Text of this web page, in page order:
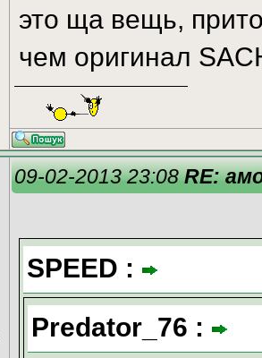
это ща вещь,
чем оригинал
09-02-2013 23:08RE:
SPEED :
Predator_76 :